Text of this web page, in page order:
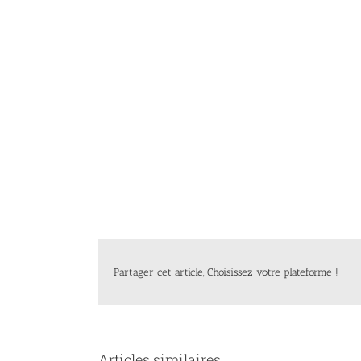
Partager cet article, Choisissez votre plateforme !